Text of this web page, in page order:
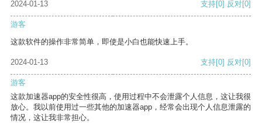
2024-01-13 支持[0] 反对[0]
游客
这款软件的操作非常简单，即使是小白也能快速上手。
2024-01-13 支持[0] 反对[0]
游客
这款加速器app的安全性很高，使用过程中不会泄露个人信息，这让我很
放心。我以前使用过一些其他的加速器app，经常会出现个人信息泄露的
情况，这让我非常担心。